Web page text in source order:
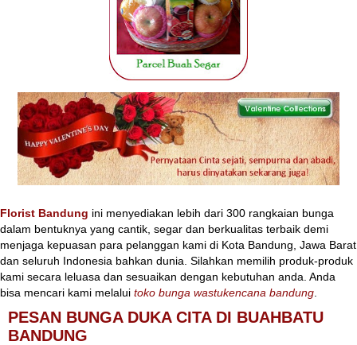
Florist Bandung ini menyediakan lebih dari 300 rangkaian bunga
dalam bentuknya yang cantik, segar dan berkualitas terbaik demi
menjaga kepuasan para pelanggan kami di Kota Bandung, Jawa Barat
dan seluruh Indonesia bahkan dunia. Silahkan memilih produk-produk
kami secara leluasa dan sesuaikan dengan kebutuhan anda. Anda
bisa mencari kami melalui toko bunga wastukencana bandung
PESAN BUNGA DUKA CITA DI BUAHBATU
BANDUNG